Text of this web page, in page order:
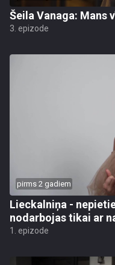
Šeila Vanaga: Mans
3. epizode
pirms 2 gadiem
Lieckalniņa -
nodarbojas tikai ar
1. epizode